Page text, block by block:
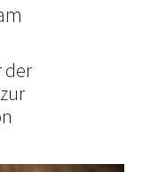
der